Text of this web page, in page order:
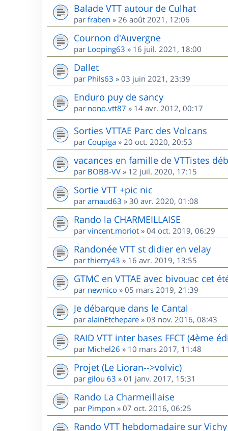
Balade VTT autour de Culhat
par fraben » 26 août 2021, 12:06
Cournon d'Auvergne
par Looping63 » 16 juil. 2021, 18:00
Dallet
par Phils63 » 03 juin 2021, 23:39
Enduro puy de sancy
par nono.vtt87 » 14 avr. 2012, 00:17
Sorties VTTAE Parc des Volcans
par Coupiga » 20 oct. 2020, 20:53
vacances en famille de VTTistes
par BOBB-VV » 12 juil. 2020, 17:15
Sortie VTT +pic nic
par arnaud63 » 30 avr. 2020, 01:08
Rando la CHARMEILLAISE
par vincent.moriot » 04 oct. 2019, 06:29
Randonée VTT st didier en velay
par thierry43 » 16 avr. 2019, 13:55
GTMC en VTTAE avec bivouac cet
par newnico » 05 mars 2019, 21:39
Je débarque dans le Cantal
par alainEtchepare » 03 nov. 2016, 08:43
RAID VTT inter bases FFCT (4ème
par Michel26 » 10 mars 2017, 11:48
Projet (Le Lioran-->volvic)
par gilou 63 » 01 janv. 2017, 15:31
Rando La Charmeillaise
par Pimpon » 07 oct. 2016, 06:25
Rando VTT hebdomadaire sur Vichy